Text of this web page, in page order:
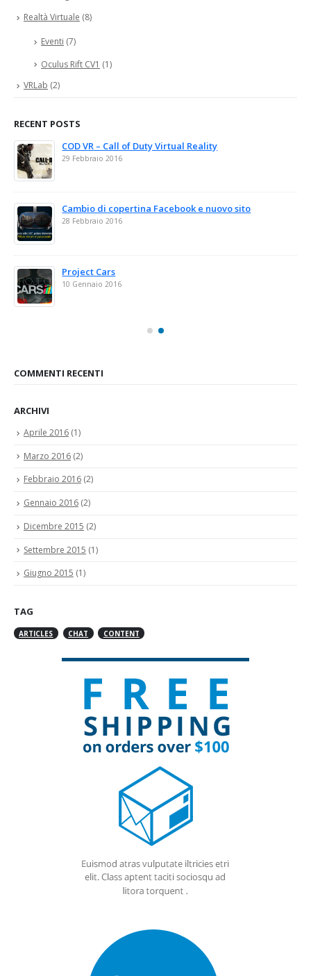
Realtà Virtuale (8)
Eventi (7)
Oculus Rift CV1 (1)
VRLab (2)
RECENT POSTS
COD VR – Call of Duty Virtual Reality
29 Febbraio 2016
Cambio di copertina Facebook e nuovo sito
28 Febbraio 2016
Project Cars
10 Gennaio 2016
COMMENTI RECENTI
ARCHIVI
Aprile 2016 (1)
Marzo 2016 (2)
Febbraio 2016 (2)
Gennaio 2016 (2)
Dicembre 2015 (2)
Settembre 2015 (1)
Giugno 2015 (1)
TAG
ARTICLES CHAT CONTENT